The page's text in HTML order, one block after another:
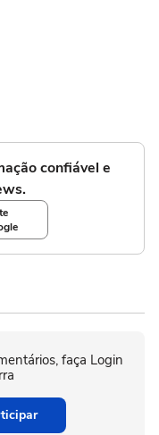
confiável e
faça Login